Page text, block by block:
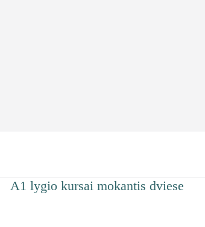
A1 lygio kursai mokantis dviese